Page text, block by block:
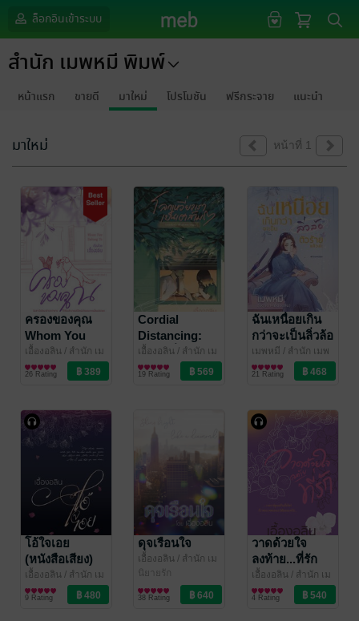
ล็อกอินเข้าระบบ
สำนัก เมพหมี พิมพ์
หน้าแรก ขายดี มาใหม่ โปรโมชัน ฟรีกระจาย แนะนำ
มาใหม่ หน้าที่ 1
ครองของคุณ
Whom You
Belong To
เอื้องอลิน / สำนัก เม
พหมี พิมพ์
นิยายโรมานซ์
26 Rating
Cordial
Distancing:
โลกเหวี่ยงเรา
เป็นเฮาส์เมต
เอื้องอลิน / สำนัก เม
พหมี พิมพ์
นิยายรัก
19 Rating
ฉันเหนื่อยเกิน
กว่าจะเป็นลิ่วล้อ
ตัวร้ายแล้วล่ะ
#น้องเหน่ยละ
เมพหมี / สำนัก เมพ
หมี พิมพ์
นิยายแฟนตาซี
21 Rating
โอ้ใจเอย
(หนังสือเสียง)
เอื้องอลิน / สำนัก เม
พหมี พิมพ์
นิยายรัก
9 Rating
ดุจเรือนใจ
เอื้องอลิน / สำนัก เม
พหมี พิมพ์
นิยายรัก
38 Rating
วาดด้วยใจ
ลงท้าย...ที่รัก
(หนังสือเสียง)
เอื้องอลิน / สำนัก เม
พหมี พิมพ์
นิยายรัก
4 Rating